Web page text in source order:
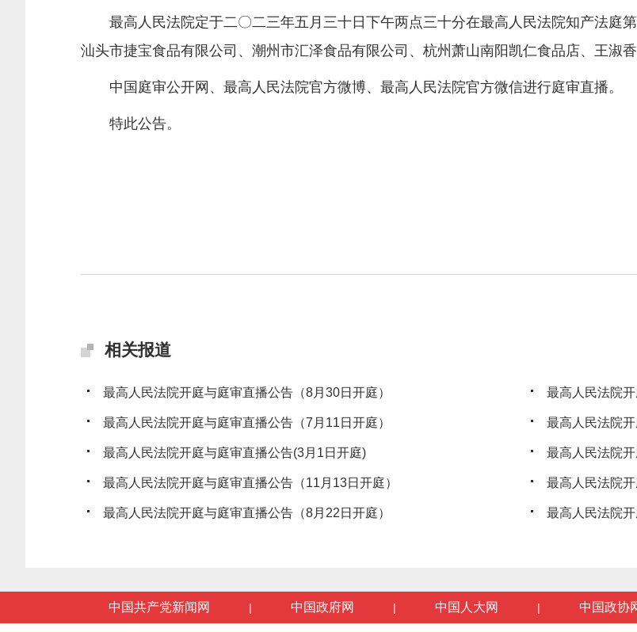
最高人民法院定于二〇二三年五月三十日下午两点三十分在最高人民法院知产法庭
汕头市捷宝食品有限公司、潮州市汇泽食品有限公司、杭州萧山南阳凯仁食品店、王淑
中国庭审公开网、最高人民法院官方微博、最高人民法院官方微信进行庭审直播。
特此公告。
相关报道
最高人民法院开庭与庭审直播公告（8月30日开庭） 最高人民法院
最高人民法院开庭与庭审直播公告（7月11日开庭） 最高人民法院
最高人民法院开庭与庭审直播公告(3月1日开庭) 最高人民法院
最高人民法院开庭与庭审直播公告（11月13日开庭） 最高人民法院
最高人民法院开庭与庭审直播公告（8月22日开庭） 最高人民法院
中国共产党新闻网 | 中国政府网 | 中国人大网 | 中国政协